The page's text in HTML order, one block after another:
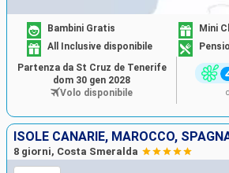
Bambini Gratis
Mini
All Inclusive disponibile
Partenza da St Cruz de Tenerife
dom 30 gen 2028
Volo disponibile
ISOLE CANARIE, MAROCCO,
8 giorni, Costa Smeralda